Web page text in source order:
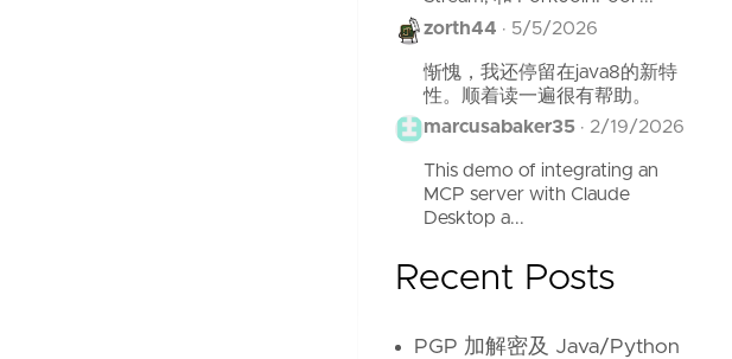
zorth44 · 5/5/2026
惭愧，我还停留在java8的新特
性。顺着读一遍很有帮助。
marcusabaker35 · 2/19/2026
This demo of integrating an
MCP server with Claude
Desktop a...
Recent Posts
PGP 加解密及 Java/Python